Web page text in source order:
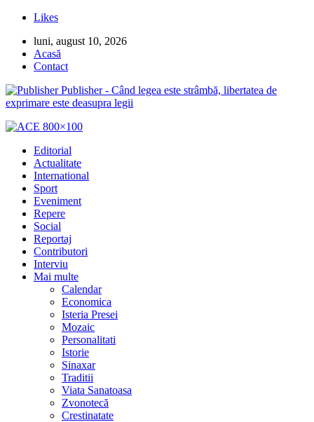
Likes
luni, august 10, 2026
Acasă
Contact
Publisher - Când legea este strâmbă, libertatea de
exprimare este deasupra legii
Editorial
Actualitate
International
Sport
Eveniment
Repere
Social
Reportaj
Contributori
Interviu
Mai multe
Calendar
Economica
Isteria Presei
Mozaic
Personalitati
Istorie
Sinaxar
Traditii
Viata Sanatoasa
Zvonotecă
Crestinatate